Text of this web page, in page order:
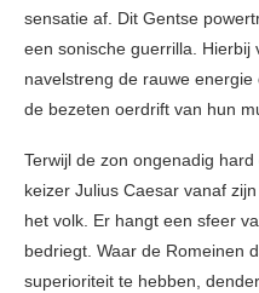
sensatie af. Dit Gentse
een sonische guerrilla. Hierbij
navelstreng de rauwe
de bezeten oerdrift van hun
Terwijl de zon ongenadig
keizer Julius Caesar vanaf
het volk. Er hangt een sfeer
bedriegt. Waar de Romeinen
superioriteit te hebben,